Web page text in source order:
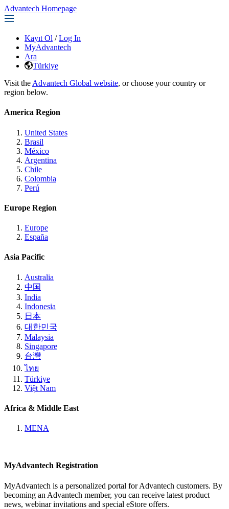
Advantech Homepage
Kayıt Ol / Log In
MyAdvantech
Ara
Türkiye
Visit the Advantech Global website, or choose your country or
region below.
America Region
United States
Brasil
México
Argentina
Chile
Colombia
Perú
Europe Region
Europe
España
Asia Pacific
Australia
中国
India
Indonesia
日本
대한민국
Malaysia
Singapore
台灣
ไทย
Türkiye
Việt Nam
Africa & Middle East
MENA
MyAdvantech Registration
MyAdvantech is a personalized portal for Advantech customers. By
becoming an Advantech member, you can receive latest product
news, webinar invitations and special eStore offers.